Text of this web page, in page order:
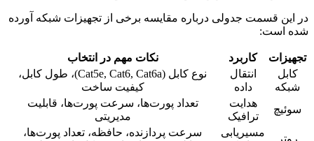
در این قسمت جدولی درباره مقایسه برخی از تجهیزات شبکه آورده
شده است:
تجهیزات کاربرد
نکات مهم در انتخاب
کابل
شبکه
انتقال
داده
نوع کابل (Cat5e, Cat6, Cat6a)، طول کابل،
کیفیت ساخت
سوئیچ
هدایت
ترافیک
تعداد پورت‌ها، سرعت پورت‌ها، قابلیت
مدیریتی
روتر
مسیریابی
سرعت پردازنده، حافظه، تعداد پورت‌ها،